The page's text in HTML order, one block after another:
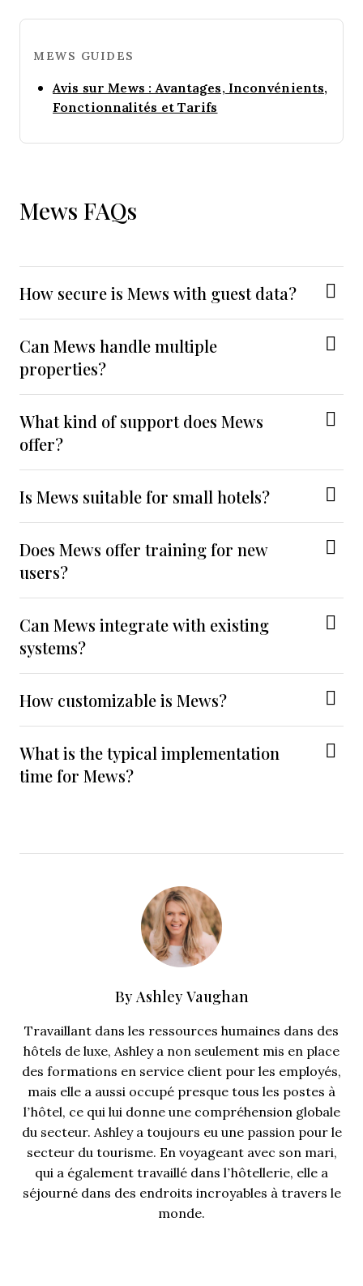
MEWS GUIDES
Avis sur Mews : Avantages, Inconvénients,
Fonctionnalités et Tarifs
Mews FAQs
How secure is Mews with guest data?
Can Mews handle multiple
properties?
What kind of support does Mews
offer?
Is Mews suitable for small hotels?
Does Mews offer training for new
users?
Can Mews integrate with existing
systems?
How customizable is Mews?
What is the typical implementation
time for Mews?
ByAshley Vaughan
Travaillant dans les ressources humaines dans des
hôtels de luxe, Ashley a non seulement mis en place
des formations en service client pour les employés,
mais elle a aussi occupé presque tous les postes à
l’hôtel, ce qui lui donne une compréhension globale
du secteur. Ashley a toujours eu une passion pour le
secteur du tourisme. En voyageant avec son mari,
qui a également travaillé dans l’hôtellerie, elle a
séjourné dans des endroits incroyables à travers le
monde.